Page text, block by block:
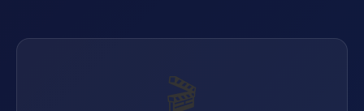
🎬